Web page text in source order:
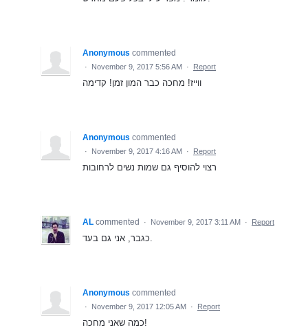
Anonymous commented
· November 9, 2017 5:56 AM · Report
ווייז! מחכה כבר המון זמן! קדימה
Anonymous commented
· November 9, 2017 4:16 AM · Report
רצוי להוסיף גם שמות נשים לרחובות
AL commented · November 9, 2017 3:11 AM · Report
Anonymous commented
· November 9, 2017 12:05 AM · Report
כמה שאני מחכה!